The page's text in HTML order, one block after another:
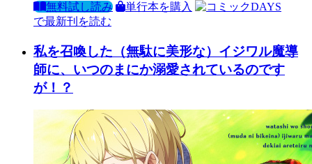
無料試し読み
単行本を購入
で最新刊を読む
私を召喚した（無駄に美形な）イジワル魔導
師に、いつのまにか溺愛されているのです
が！？